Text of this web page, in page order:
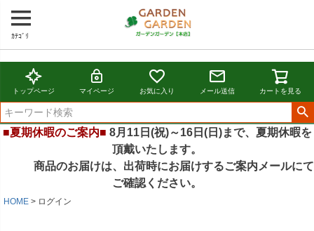
ｶﾃｺﾞﾘ
トップページ マイページ お気に入り メール送信 カートを見る
■夏期休暇のご案内■ 8月11日(祝)～16日(日)まで、夏期休暇を
頂戴いたします。
商品のお届けは、出荷時にお届けするご案内メールにて
ご確認ください。
HOME ログイン